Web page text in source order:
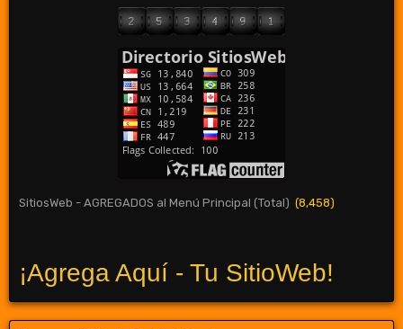
SitiosWeb - AGREGADOS al Menú Principal (Total) (8,458)
¡Agrega Aquí - Tu SitioWeb!